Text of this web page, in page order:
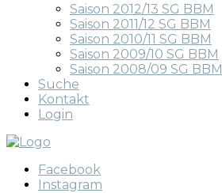
Saison 2012/13 SG BBM
Saison 2011/12 SG BBM
Saison 2010/11 SG BBM
Saison 2009/10 SG BBM
Saison 2008/09 SG BBM
Suche
Kontakt
Login
Facebook
Instagram